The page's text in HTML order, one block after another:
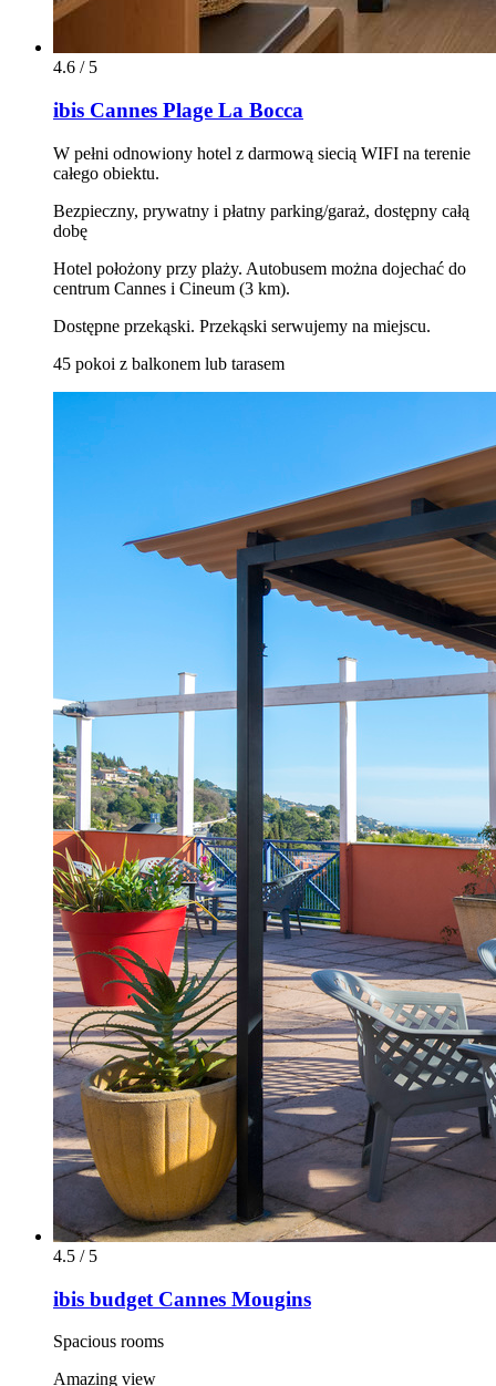
4.6 / 5
ibis Cannes Plage La Bocca
W pełni odnowiony hotel z darmową siecią WIFI na terenie
całego obiektu.
Bezpieczny, prywatny i płatny parking/garaż, dostępny całą
dobę
Hotel położony przy plaży. Autobusem można dojechać do
centrum Cannes i Cineum (3 km).
Dostępne przekąski. Przekąski serwujemy na miejscu.
45 pokoi z balkonem lub tarasem
4.5 / 5
ibis budget Cannes Mougins
Spacious rooms
Amazing view